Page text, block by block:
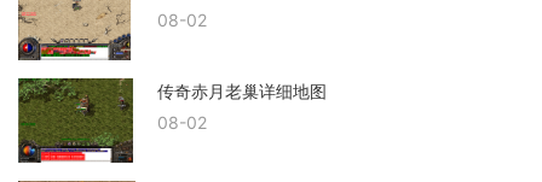
08-02
传奇赤月老巢详细地图
08-02